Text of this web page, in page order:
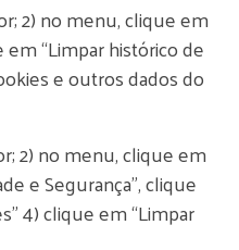
2) no menu, clique em
em “Limpar histórico de
e outros dados do
2) no menu, clique em
e Segurança”, clique
4) clique em “Limpar